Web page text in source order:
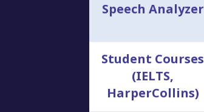
Speech Analyzer
Student Courses
(IELTS,
HarperCollins)